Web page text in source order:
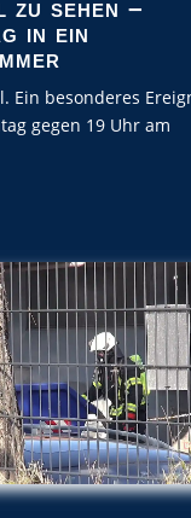
sehen –
in ein
Ein besonderes
gegen 19 Uhr am